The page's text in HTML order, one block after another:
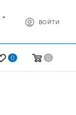
ВОЙТИ
0 0